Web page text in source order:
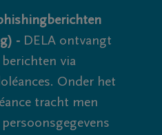
- DELA ontvangt
via
Onder het
tracht men